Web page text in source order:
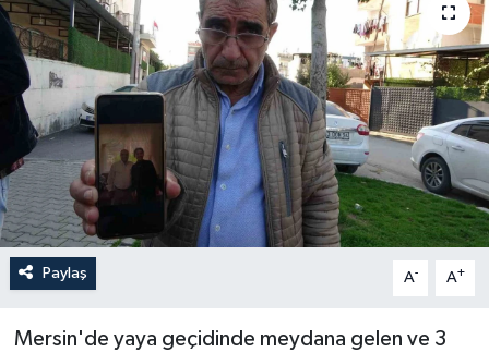
Paylaş A- A+
Mersin'de yaya geçidinde meydana gelen ve 3